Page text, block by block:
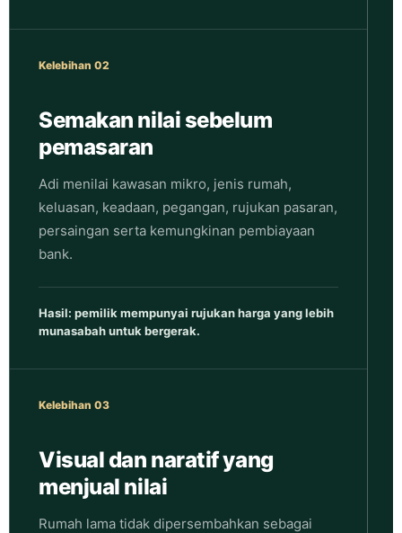
Kelebihan 02
Semakan nilai sebelum
pemasaran
Adi menilai kawasan mikro, jenis rumah,
keluasan, keadaan, pegangan, rujukan pasaran,
persaingan serta kemungkinan pembiayaan
bank.
Hasil: pemilik mempunyai rujukan harga yang lebih
munasabah untuk bergerak.
Kelebihan 03
Visual dan naratif yang
menjual nilai
Rumah lama tidak dipersembahkan sebagai